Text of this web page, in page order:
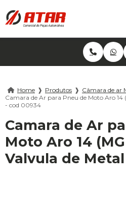
Home ❱ Produtos ❱ Câmara de ar
Camara de Ar para Pneu de Moto Aro 14
- cod 00934
Camara de Ar
Moto Aro 14
Valvula de